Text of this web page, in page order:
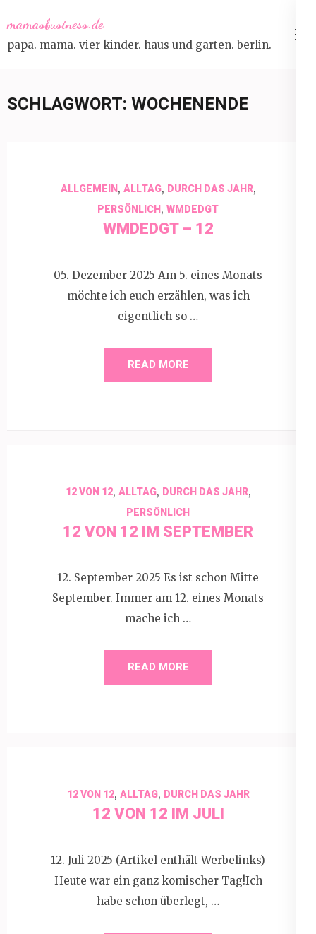
to
content
mamasbusiness.de
papa. mama. vier kinder. haus und garten. berlin.
SCHLAGWORT: WOCHENENDE
ALLGEMEIN, ALLTAG, DURCH DAS JAHR,
PERSÖNLICH , WMDEDGT
WMDEDGT – 12
05. Dezember 2025 Am 5. eines Monats
möchte ich euch erzählen, was ich
eigentlich so …
READ MORE
12 VON 12, ALLTAG, DURCH DAS JAHR,
PERSÖNLICH
12 VON 12 IM SEPTEMBER
12. September 2025 Es ist schon Mitte
September. Immer am 12. eines Monats
mache ich …
READ MORE
12 VON 12, ALLTAG, DURCH DAS JAHR
12 VON 12 IM JULI
12. Juli 2025 (Artikel enthält Werbelinks)
Heute war ein ganz komischer Tag!Ich
habe schon überlegt, …